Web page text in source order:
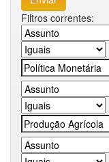
Filtros correntes: